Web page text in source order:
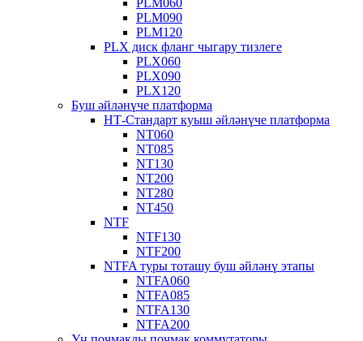
PLM060
PLM090
PLM120
PLX диск фланг чыгару тизлеге
PLX060
PLX090
PLX120
Буш әйләнүче платформа
НТ-Стандарт куыш әйләнүче платформа
NT060
NT085
NT130
NT200
NT280
NT450
NTF
NTF130
NTF200
NTFA туры тоташу буш әйләнү этапы
NTFA060
NTFA085
NTFA130
NTFA200